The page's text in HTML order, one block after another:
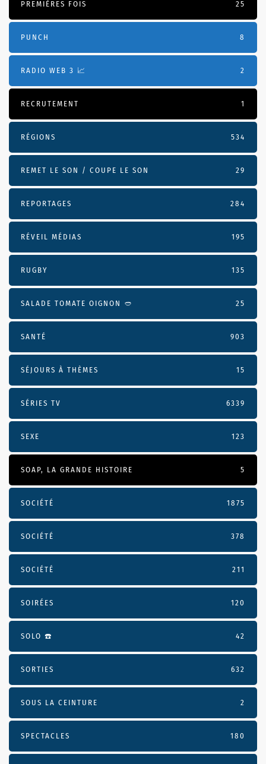
PREMIÈRES FOIS 25
PUNCH 8
RADIO WEB 3 📈 2
RECRUTEMENT 1
RÉGIONS 534
REMET LE SON / COUPE LE SON 29
REPORTAGES 284
RÉVEIL MÉDIAS 195
RUGBY 135
SALADE TOMATE OIGNON 🥙 25
SANTÉ 903
SÉJOURS À THÈMES 15
SÉRIES TV 6339
SEXE 123
SOAP, LA GRANDE HISTOIRE 5
SOCIÉTÉ 1875
SOCIÉTÉ 378
SOCIÉTÉ 211
SOIRÉES 120
SOLO ☎️ 42
SORTIES 632
SOUS LA CEINTURE 2
SPECTACLES 180